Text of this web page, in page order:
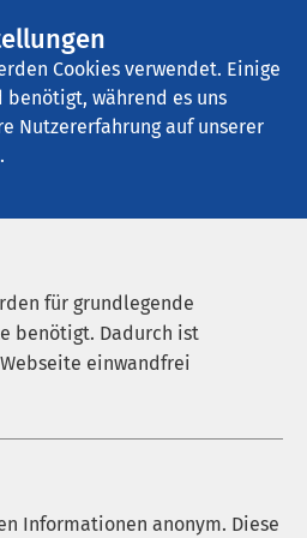
Cookies verwendet. Einige
benötigt, während es uns
Nutzererfahrung auf unserer
für grundlegende
benötigt. Dadurch ist
einwandfrei
Informationen anonym. Diese
Neuburg
und